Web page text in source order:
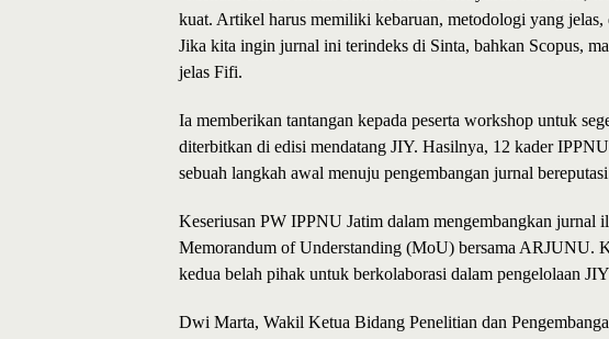
kuat. Artikel harus memiliki kebaruan, metodologi yang
Jika kita ingin jurnal ini terindeks di Sinta, bahkan Scopus,
jelas Fifi.
Ia memberikan tantangan kepada peserta workshop untuk
diterbitkan di edisi mendatang JIY. Hasilnya, 12 kader
sebuah langkah awal menuju pengembangan jurnal
Keseriusan PW IPPNU Jatim dalam mengembangkan jurnal
Memorandum of Understanding (MoU) bersama ARJUNU.
kedua belah pihak untuk berkolaborasi dalam pengelolaan
Dwi Marta, Wakil Ketua Bidang Penelitian dan